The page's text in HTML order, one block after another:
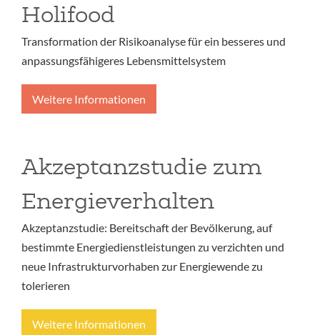
Holifood
Transformation der Risikoanalyse für ein besseres und
anpassungsfähigeres Lebensmittelsystem
Weitere Informationen
Akzeptanzstudie zum
Energieverhalten
Akzeptanzstudie: Bereitschaft der Bevölkerung, auf
bestimmte Energiedienstleistungen zu verzichten und
neue Infrastrukturvorhaben zur Energiewende zu
tolerieren
Weitere Informationen